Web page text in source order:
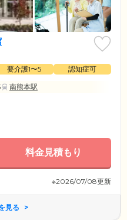
要介護1〜5
認知症可
南熊本駅
料金見積もり
※2026/07/08更新
見る